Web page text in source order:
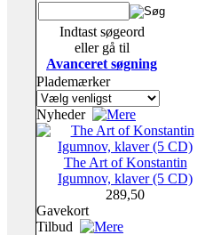
Indtast søgeord
eller gå til
Avanceret søgning
Plademærker
Nyheder
The Art of Konstantin
Igumnov, klaver (5 CD)
289,50
Gavekort
Tilbud